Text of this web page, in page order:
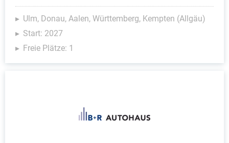
Ulm, Donau, Aalen, Württemberg, Kempten (Allgäu)
Start: 2027
Freie Plätze: 1